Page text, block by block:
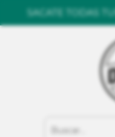
SACATE TODAS